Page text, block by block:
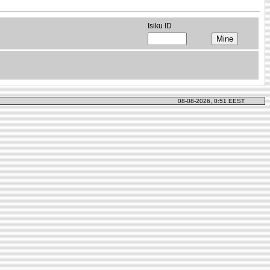
Isiku ID
08-08-2026, 0:51 EEST